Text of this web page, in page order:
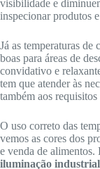
visibilidade e
inspecionar produtos
Já as temperaturas
boas para áreas de
convidativo e
tem que atender às
também aos
O uso correto das
vemos as cores dos
e venda de alimentos.
iluminação industrial